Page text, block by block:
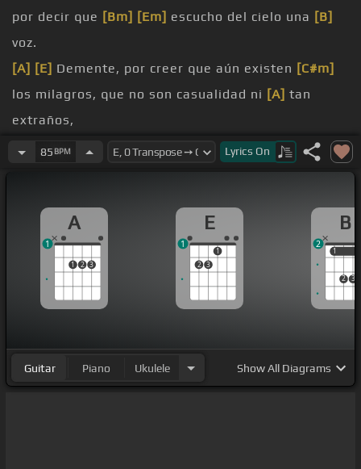
por decir que [Bm] [Em] escucho del cielo una [B]
voz.
[A] [E] Demente, por creer que aún existen [C#m]
los milagros, que no son casualidad ni [A] tan
extraños,
porque me he
[B] acostumbrado a verlos en mí.
peleado mis mejores[B]batallas
porque he
ofrendado tantas cosas
valuables
sin esperar[E]
[A] decidido poner mi [B]confianza
alguien que no puedes
[C#m]ver.
85 BPM Lyrics On
A
1 2 3
1
E
2 3
1
1
B
1
2 3
1
2
Guitar Piano Ukulele ShowAll Diagrams